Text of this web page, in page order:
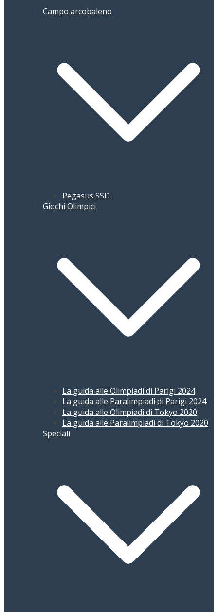
Campo arcobaleno
Pegasus SSD
Giochi Olimpici
La guida alle Olimpiadi di Parigi 2024
La guida alle Paralimpiadi di Parigi 2024
La guida alle Olimpiadi di Tokyo 2020
La guida alle Paralimpiadi di Tokyo 2020
Speciali